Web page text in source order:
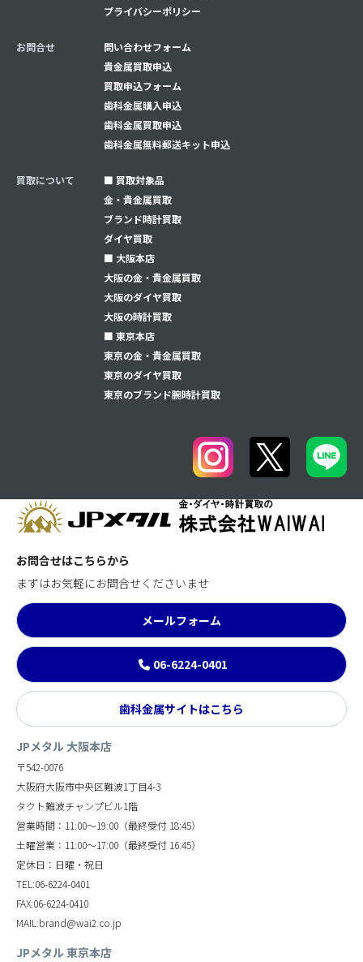
プライバシーポリシー
お問合せ
問い合わせフォーム
貴金属買取申込
買取申込フォーム
⻭科金属購入申込
⻭科金属買取申込
⻭科金属無料郵送キット申込
買取について
■ 買取対象品
金・貴金属買取
ブランド時計買取
ダイヤ買取
■ 大阪本店
大阪の金・貴金属買取
大阪のダイヤ買取
大阪の時計買取
■ 東京本店
東京の金・貴金属買取
東京のダイヤ買取
東京のブランド腕時計買取
お問合せはこちらから
まずはお気軽にお問合せくださいませ
メールフォーム
06-6224-0401
歯科金属サイトはこちら
JPメタル 大阪本店
〒542-0076
大阪府大阪市中央区難波1丁目4-3
タクト難波チャンプビル1階
営業時間：11:00～19:00（最終受付 18:45）
土曜営業：11:00～17:00（最終受付 16:45）
定休日：日曜・祝日
TEL:06-6224-0401
FAX:06-6224-0410
MAIL:brand@wai2.co.jp
JPメタル 東京本店